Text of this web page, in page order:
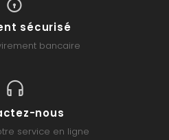
sécurisé
bancaire
nous
service en ligne